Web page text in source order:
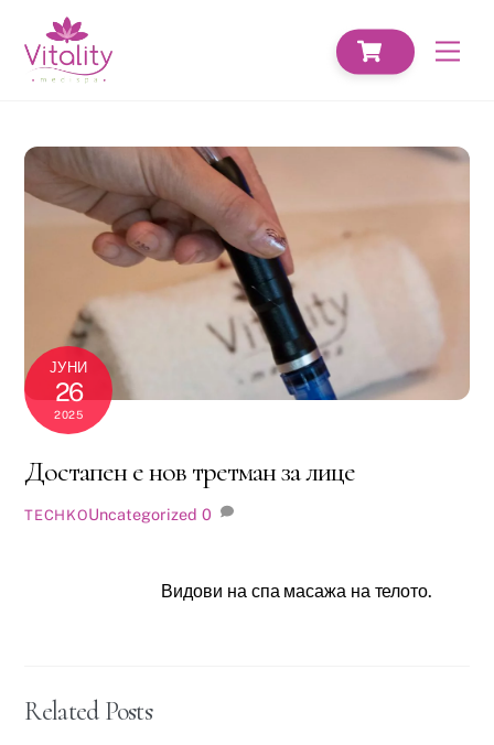
content
CART
ЈУНИ
26
2025
Достапен е нов третман за лице
TECHKOUncategorized 0
Видови на спа масажа на телото.
Related Posts